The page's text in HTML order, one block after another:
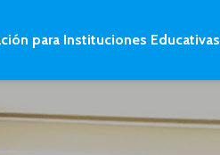
para Instituciones Educativas